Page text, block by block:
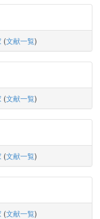
(文献一覧)
(文献一覧)
(文献一覧)
(文献一覧)